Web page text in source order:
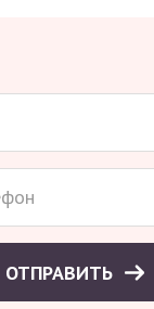
ОТПРАВИТЬ